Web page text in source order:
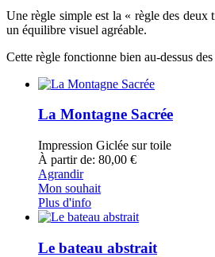
Une règle simple est la « règle des deux
un équilibre visuel agréable.
Cette règle fonctionne bien au-dessus
La Montagne Sacrée
Impression Giclée sur toile
À partir de: 80,00 €
Agrandir
Mon souhait
Plus d'info
Le bateau abstrait